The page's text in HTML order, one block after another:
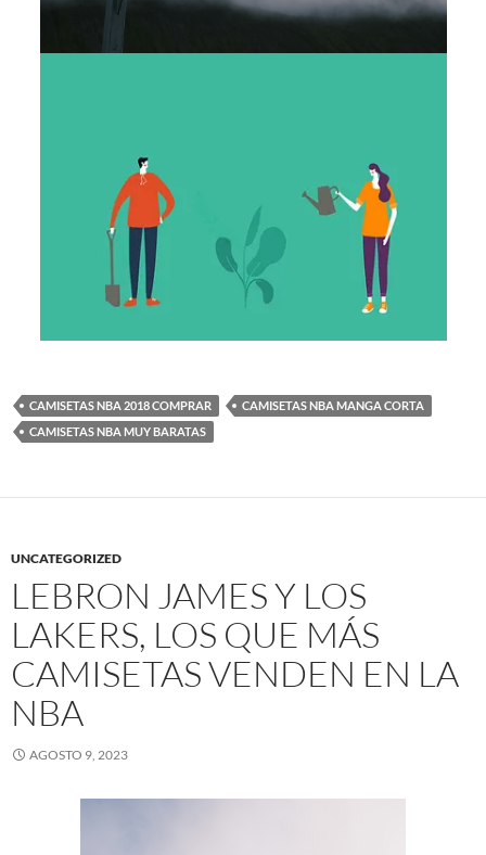
CAMISETAS NBA 2018 COMPRAR
CAMISETAS NBA MANGA CORTA
CAMISETAS NBA MUY BARATAS
UNCATEGORIZED
LEBRON JAMES Y LOS
LAKERS, LOS QUE MÁS
CAMISETAS VENDEN EN LA
NBA
AGOSTO 9, 2023